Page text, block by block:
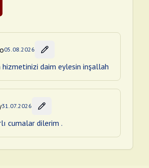
05.08.2026
daim eylesin inşallah
31.07.2026
cumalar dilerim .